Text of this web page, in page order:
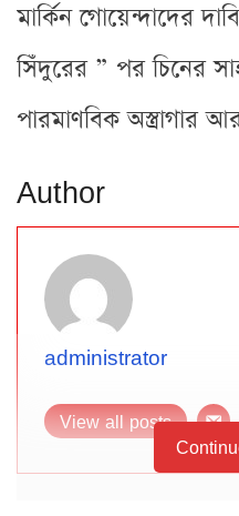
মার্কিন গোয়েন্দাদের
সিঁদুরের ” পর চিনের
পারমাণবিক অস্ত্রাগার
Author
administrator
View all posts